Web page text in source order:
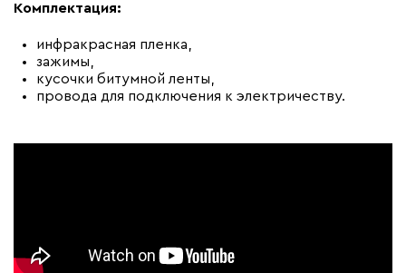
Комплектация:
инфракрасная пленка,
зажимы,
кусочки битумной ленты,
провода для подключения к электричеству.